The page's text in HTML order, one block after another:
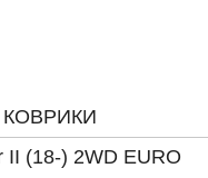
II (18-) 2WD EURO